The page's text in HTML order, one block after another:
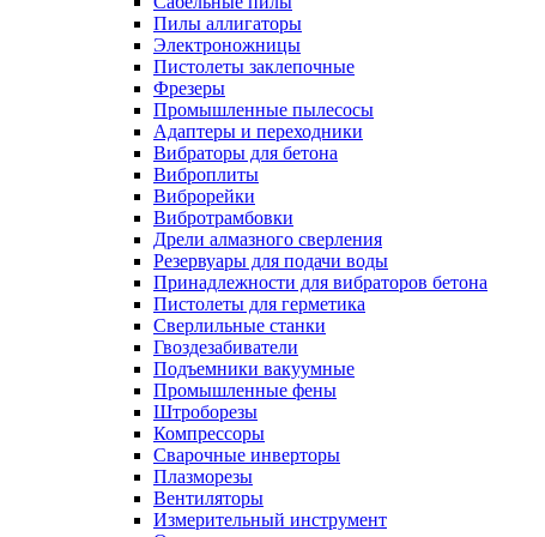
Пилы аллигаторы
Электроножницы
Пистолеты заклепочные
Фрезеры
Промышленные пылесосы
Адаптеры и переходники
Вибраторы для бетона
Виброплиты
Виброрейки
Вибротрамбовки
Дрели алмазного сверления
Резервуары для подачи воды
Принадлежности для вибраторов бетона
Пистолеты для герметика
Сверлильные станки
Гвоздезабиватели
Подъемники вакуумные
Промышленные фены
Штроборезы
Компрессоры
Сварочные инверторы
Плазморезы
Вентиляторы
Измерительный инструмент